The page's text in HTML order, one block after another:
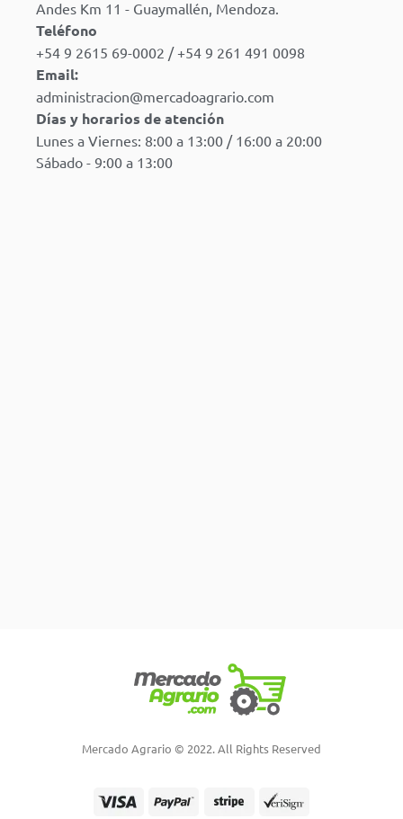
Andes Km 11 - Guaymallén, Mendoza.
Teléfono
+54 9 2615 69-0002 / +54 9 261 491 0098
Email:
administracion@mercadoagrario.com
Días y horarios de atención
Lunes a Viernes: 8:00 a 13:00 / 16:00 a 20:00
Sábado - 9:00 a 13:00
Mercado Agrario © 2022. All Rights Reserved